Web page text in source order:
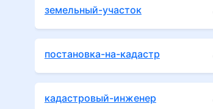
земельный-участок
постановка-на-кадастр
кадастровый-инженер